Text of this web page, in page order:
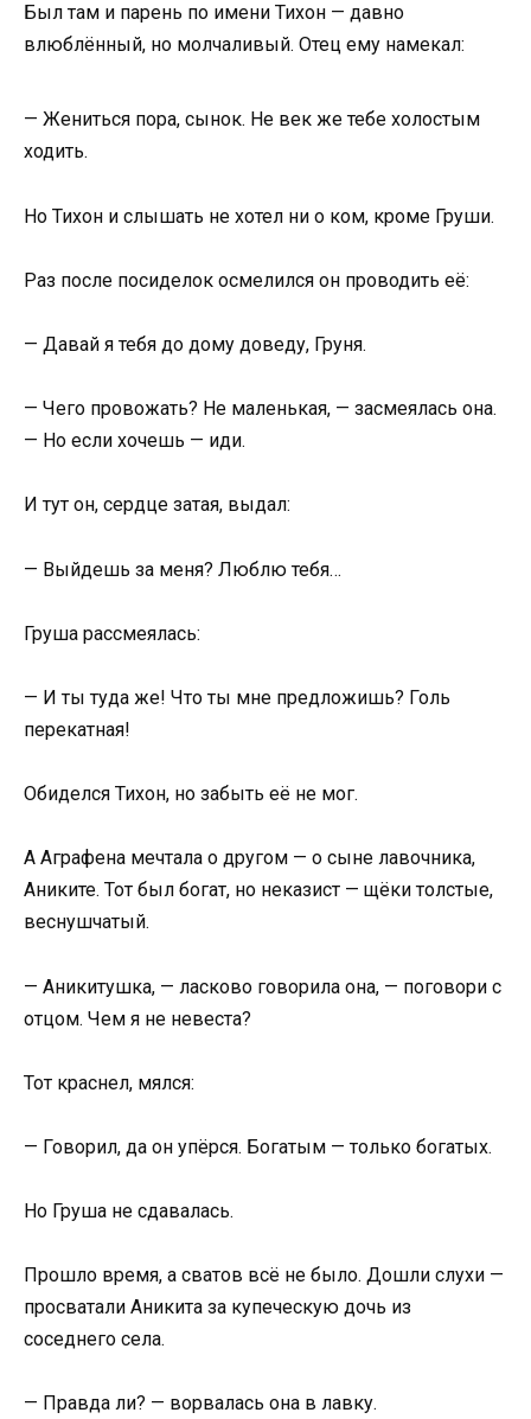
Был там и парень по имени Тихон — давно
влюблённый, но молчаливый. Отец ему намекал:
— Жениться пора, сынок. Не век же тебе холостым
ходить.
Но Тихон и слышать не хотел ни о ком, кроме Груши.
Раз после посиделок осмелился он проводить её:
— Давай я тебя до дому доведу, Груня.
— Чего провожать? Не маленькая, — засмеялась она.
— Но если хочешь — иди.
И тут он, сердце затая, выдал:
— Выйдешь за меня? Люблю тебя…
Груша рассмеялась:
— И ты туда же! Что ты мне предложишь? Голь
перекатная!
Обиделся Тихон, но забыть её не мог.
А Аграфена мечтала о другом — о сыне лавочника,
Аниките. Тот был богат, но неказист — щёки толстые,
веснушчатый.
— Аникитушка, — ласково говорила она, — поговори с
отцом. Чем я не невеста?
Тот краснел, мялся:
— Говорил, да он упёрся. Богатым — только богатых.
Но Груша не сдавалась.
Прошло время, а сватов всё не было. Дошли слухи —
просватали Аникита за купеческую дочь из
соседнего села.
— Правда ли? — ворвалась она в лавку.